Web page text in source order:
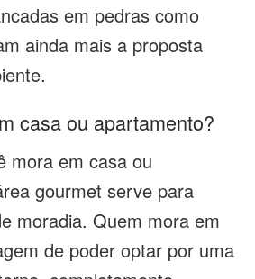
em pedras como
ainda mais a proposta
casa ou apartamento?
mora em casa ou
gourmet serve para
moradia. Quem mora em
de poder optar por uma